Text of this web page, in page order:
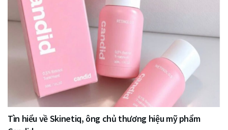
Tìn hiểu về Skinetiq, ông chủ thương hiệu mỹ phẩm